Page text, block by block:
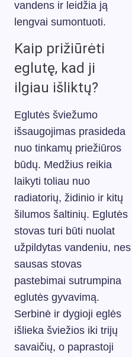
vandens ir leidžia ją
lengvai sumontuoti.
Kaip prižiūrėti
eglutę, kad ji
ilgiau išliktų?
Eglutės šviežumo
išsaugojimas prasideda
nuo tinkamų priežiūros
būdų. Medžius reikia
laikyti toliau nuo
radiatorių, židinio ir kitų
šilumos šaltinių. Eglutės
stovas turi būti nuolat
užpildytas vandeniu, nes
sausas stovas
pastebimai sutrumpina
eglutės gyvavimą.
Serbinė ir dygioji eglės
išlieka šviežios iki trijų
savaičių, o paprastoji